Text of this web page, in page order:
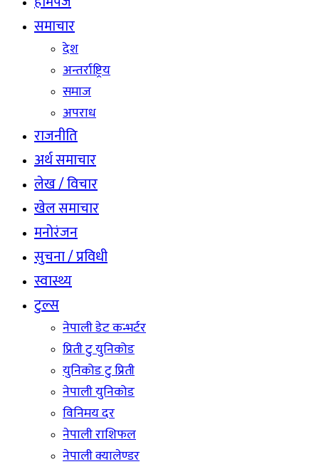
समाचार
देश
अन्तर्राष्ट्रिय
समाज
अपराध
राजनीति
अर्थ समाचार
लेख / विचार
खेल समाचार
मनोरंजन
सुचना / प्रविधी
स्वास्थ्य
टुल्स
नेपाली डेट कन्भर्टर
प्रिती टु युनिकोड
युनिकोड टु प्रिती
नेपाली युनिकोड
विनिमय दर
नेपाली राशिफल
नेपाली क्यालेण्डर